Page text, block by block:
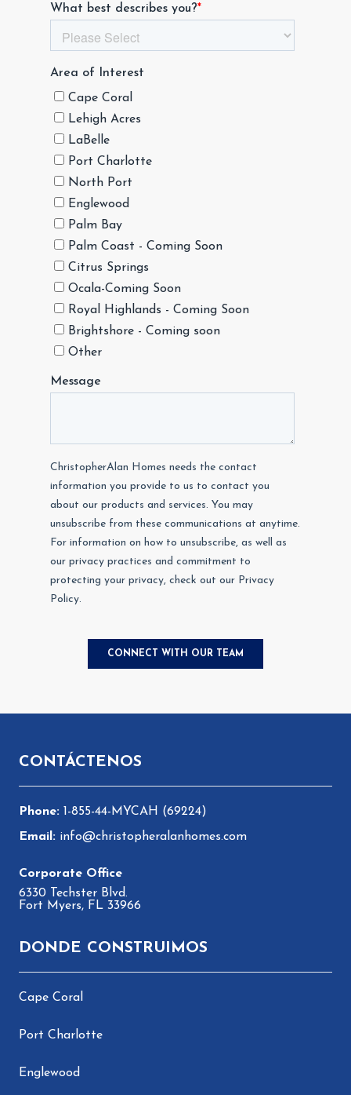
CONTÁCTENOS
1-855-44-MYCAH (69224)
info@christopheralanhomes.com
6330 Techster Blvd.
Fort Myers, FL 33966
DONDE CONSTRUIMOS
Cape Coral
Port Charlotte
Englewood